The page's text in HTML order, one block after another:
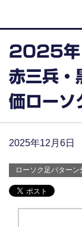
2025年
赤三兵
価ローソ
2025年12月6日
ローソク足パターン